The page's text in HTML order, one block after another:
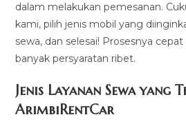
dalam melakukan pemesanan.
kami, pilih jenis mobil yang
sewa, dan selesai! Prosesnya
banyak persyaratan ribet.
Jenis Layanan Sewa yang
ArimbiRentCar